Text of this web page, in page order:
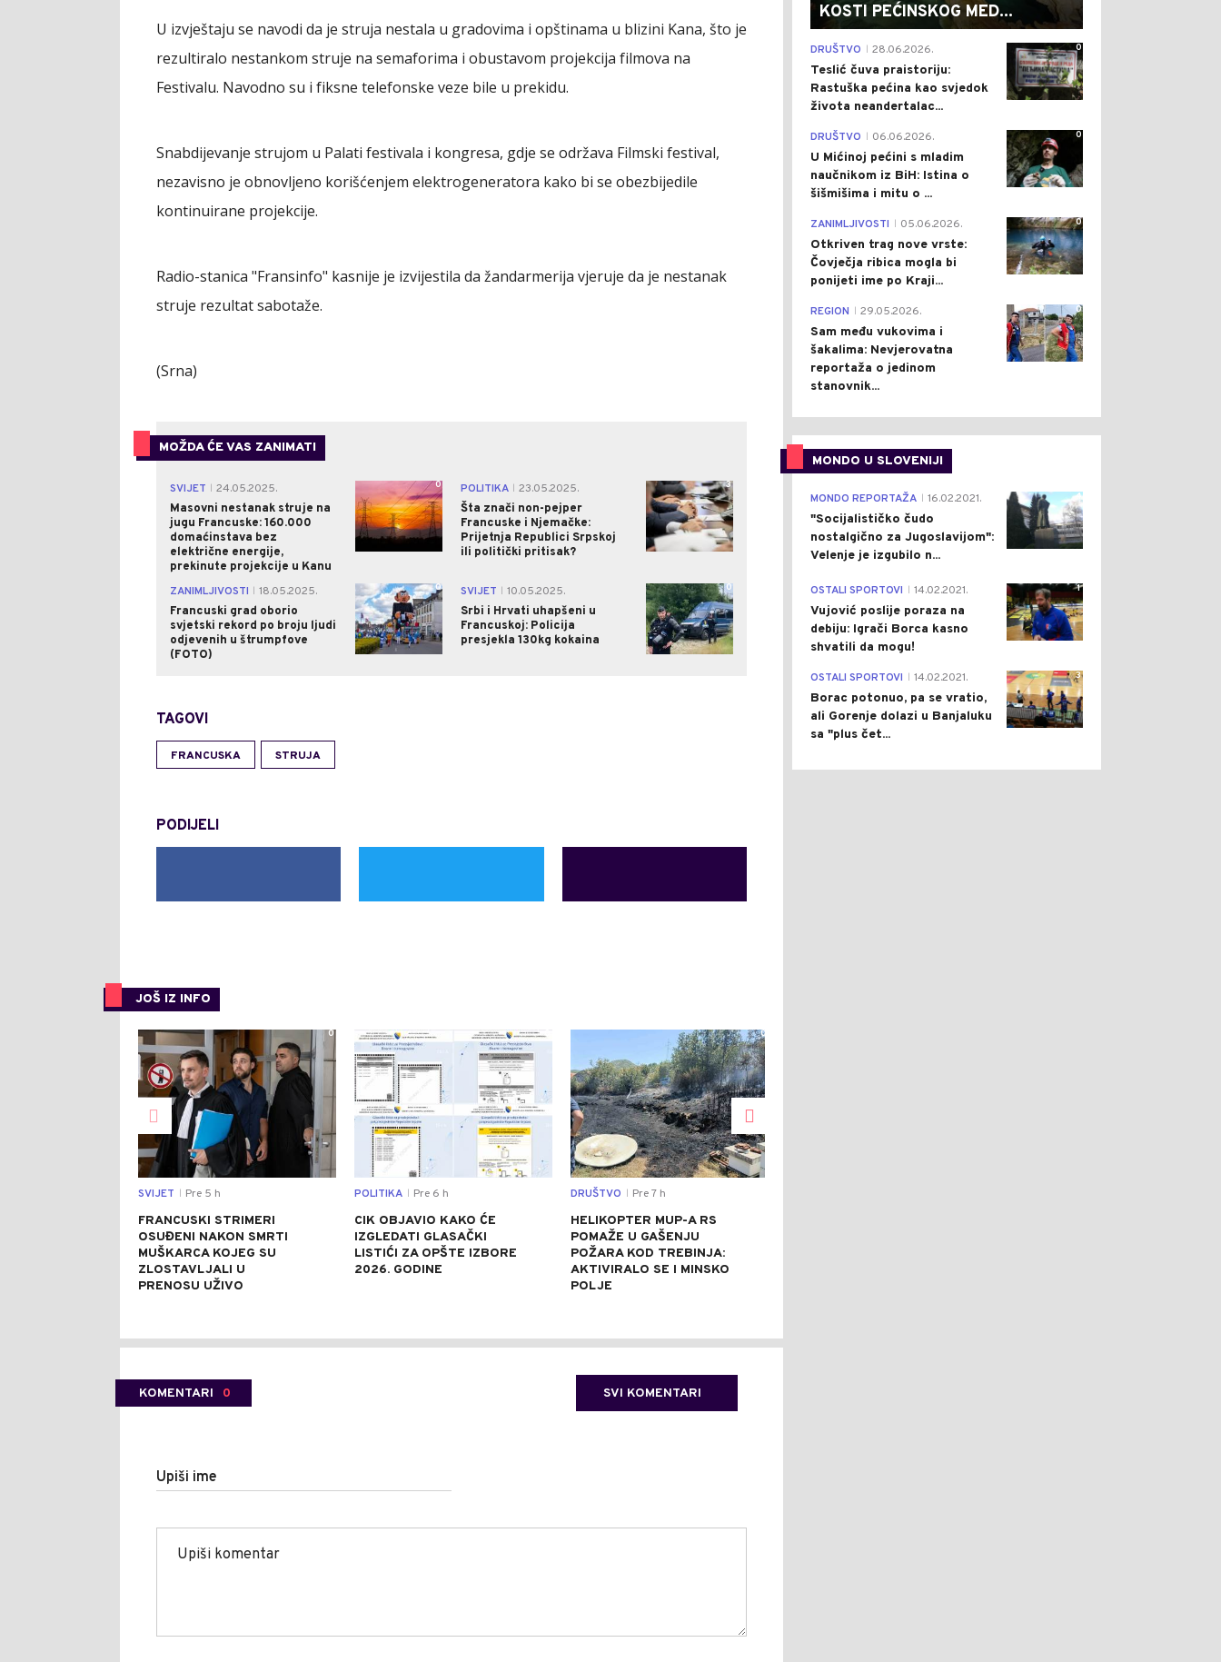
U izvještaju se navodi da je struja nestala u gradovima i opštinama u blizini Kana, što je
rezultiralo nestankom struje na semaforima i obustavom projekcija filmova na
Festivalu. Navodno su i fiksne telefonske veze bile u prekidu.
Snabdijevanje strujom u Palati festivala i kongresa, gdje se održava Filmski festival,
nezavisno je obnovljeno korišćenjem elektrogeneratora kako bi se obezbijedile
kontinuirane projekcije.
Radio-stanica "Fransinfo" kasnije je izvijestila da žandarmerija vjeruje da je nestanak
struje rezultat sabotaže.
(Srna)
MOŽDA ĆE VAS ZANIMATI
SVIJET
24.05.2025.
Masovni nestanak struje na
jugu Francuske: 160.000
domaćinstava bez
električne energije,
prekinute projekcije u Kanu
0 POLITIKA
23.05.2025.
Šta znači non-pejper
Francuske i Njemačke:
Prijetnja Republici Srpskoj
ili politički pritisak?
3
ZANIMLJIVOSTI
18.05.2025.
Francuski grad oborio
svjetski rekord po broju ljudi
odjevenih u štrumpfove
(FOTO)
0 SVIJET
10.05.2025.
Srbi i Hrvati uhapšeni u
Francuskoj: Policija
presjekla 130kg kokaina
0
TAGOVI
FRANCUSKA STRUJA
PODIJELI
JOŠ IZ INFO
0
SVIJET Pre 5 h
FRANCUSKI STRIMERI
OSUĐENI NAKON SMRTI
MUŠKARCA KOJEG SU
ZLOSTAVLJALI U
PRENOSU UŽIVO
0
POLITIKA Pre 6 h
CIK OBJAVIO KAKO ĆE
IZGLEDATI GLASAČKI
LISTIĆI ZA OPŠTE IZBORE
2026. GODINE
0
DRUŠTVO Pre 7 h
HELIKOPTER MUP-A RS
POMAŽE U GAŠENJU
POŽARA KOD TREBINJA:
AKTIVIRALO SE I MINSKO
POLJE
KOMENTARI 0 SVI KOMENTARI
Upiši ime
KOSTI PEĆINSKOG MED...
0
DRUŠTVO 28.06.2026.
Teslić čuva praistoriju:
Rastuška pećina kao svjedok
života neandertalac...
0
DRUŠTVO 06.06.2026.
U Mićinoj pećini s mladim
naučnikom iz BiH: Istina o
šišmišima i mitu o ...
0
ZANIMLJIVOSTI 05.06.2026.
Otkriven trag nove vrste:
Čovječja ribica mogla bi
ponijeti ime po Kraji...
0
REGION 29.05.2026.
Sam među vukovima i
šakalima: Nevjerovatna
reportaža o jedinom
stanovnik...
MONDO U SLOVENIJI
4
MONDO REPORTAŽA 16.02.2021.
"Socijalističko čudo
nostalgično za Jugoslavijom":
Velenje je izgubilo n...
1
OSTALI SPORTOVI 14.02.2021.
Vujović poslije poraza na
debiju: Igrači Borca kasno
shvatili da mogu!
3
OSTALI SPORTOVI 14.02.2021.
Borac potonuo, pa se vratio,
ali Gorenje dolazi u Banjaluku
sa "plus čet...